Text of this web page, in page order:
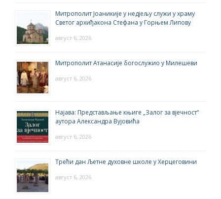
Митрополит Јоаникије у недјељу служи у храму
Светог архиђакона Стефана у Горњем Липову
август 6, 2026
Митрополит Атанасије богослужио у Милешеви
август 6, 2026
Најава: Представљање књиге „Залог за вјечност“
аутора Александра Вујовића
август 6, 2026
Трећи дан Љетне духовне школе у Херцеговини
август 6, 2026